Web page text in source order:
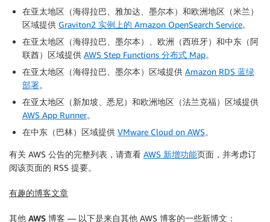
在亚太地区（海得拉巴、雅加达、墨尔本）和欧洲地区（米兰）
区域提供 Graviton2 实例上的 Amazon OpenSearch Service。
在亚太地区（海得拉巴、墨尔本）、欧洲（西班牙）和中东（阿
联酋）区域提供 AWS Step Functions 分布式 Map。
在亚太地区（海得拉巴、墨尔本）区域提供 Amazon RDS 蓝绿
部署。
在亚太地区（新加坡、悉尼）和欧洲地区（法兰克福）区域提供
AWS App Runner。
在中东（巴林）区域提供 VMware Cloud on AWS。
有关 AWS 公告的完整列表，请查看 AWS 新增功能页面，并考虑订
阅该页面的 RSS 提要。
有趣的博客文章
其他 AWS 博客 — 以下是来自其他 AWS 博客的一些新博文：